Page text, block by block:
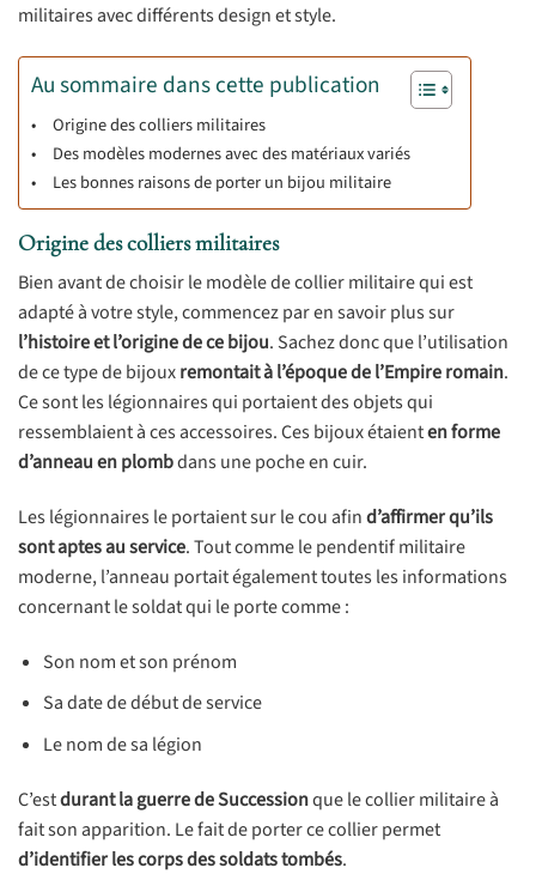
militaires avec différents design et style.
Au sommaire dans cette publication
Origine des colliers militaires
Des modèles modernes avec des matériaux variés
Les bonnes raisons de porter un bijou militaire
Origine des colliers militaires
Bien avant de choisir le modèle de collier militaire qui est
adapté à votre style, commencez par en savoir plus sur
l’histoire et l’origine de ce bijou. Sachez donc que l’utilisation
de ce type de bijouxremontait à l’époque de l’Empire romain.
Ce sont les légionnaires qui portaient des objets qui
ressemblaient à ces accessoires. Ces bijoux étaienten forme
d’anneau en plombdans une poche en cuir.
Les légionnaires le portaient sur le cou afind’affirmer qu’ils
sont aptes au service. Tout comme le pendentif militaire
moderne, l’anneau portait également toutes les informations
concernant le soldat qui le porte comme :
Son nom et son prénom
Sa date de début de service
Le nom de sa légion
C’estdurant la guerre de Successionque le collier militaire à
fait son apparition. Le fait de porter ce collier permet
d’identifier les corps des soldats tombés.